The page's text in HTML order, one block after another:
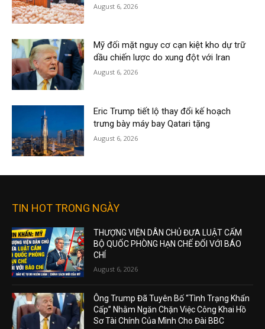
August 6, 2026
Mỹ đối mặt nguy cơ cạn kiệt kho dự trữ
dầu chiến lược do xung đột với Iran
August 6, 2026
Eric Trump tiết lộ thay đổi kế hoạch
trưng bày máy bay Qatari tặng
August 6, 2026
TIN HOT TRONG NGÀY
THƯỢNG VIỆN DÂN CHỦ ĐƯA LUẬT CẤM
BỘ QUỐC PHÒNG HẠN CHẾ ĐỐI VỚI BÁO
CHÍ
August 6, 2026
Ông Trump Đã Tuyên Bố “Tình Trạng Khẩn
Cấp” Nhằm Ngăn Chặn Việc Công Khai Hồ
Sơ Tài Chính Của Mình Cho Đài BBC